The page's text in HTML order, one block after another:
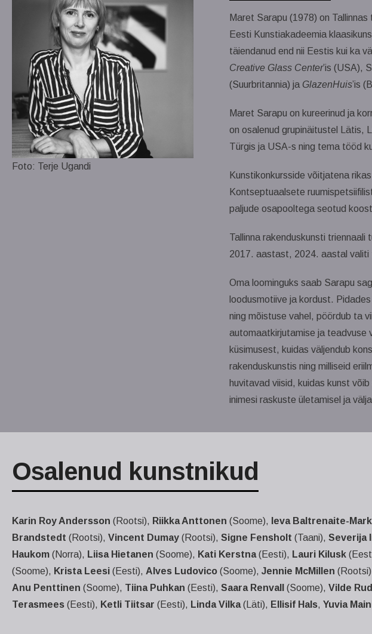
Foto: Terje Ugandi
Maret Sarapu (1978) on
Eesti Kunstiakadeemia
täiendanud end nii Eestis kui ka
Creative Glass Center’is (USA),
(Suurbritannia) ja GlazenHuis’is
Maret Sarapu on kureerinud ja
on osalenud grupinäitustel Lätis,
Türgis ja USA-s ning tema tööd
Kunstikonkursside võitjatena
Kontseptuaalsete
paljude osapooltega seotud
Tallinna rakenduskunsti
2017. aastast, 2024. aastal valiti
Oma loominguks saab Sarapu
loodusmotiive ja kordust.
ning mõistuse vahel, pöördub ta
automaatkirjutamise ja teadvuse
küsimusest, kuidas väljendub
rakenduskunstis ning milliseid
huvitavad viisid, kuidas kunst
inimesi raskuste ületamisel ja
Osalenud kunstnikud
Karin Roy Andersson (Rootsi), Riikka Anttonen (Soome), Ieva Baltrenaite-
Brandstedt (Rootsi), Vincent Dumay (Rootsi), Signe Fensholt (Taani), Severija
Haukom (Norra), Liisa Hietanen (Soome), Kati Kerstna(Eesti), Lauri Kilusk
(Soome), Krista Leesi (Eesti), Alves Ludovico (Soome), Jennie McMillen
Anu Penttinen (Soome), Tiina Puhkan (Eesti), Saara Renvall (Soome), Vilde
Terasmees (Eesti), Ketli Tiitsar (Eesti), Linda Vilka(Läti), Ellisif Hals, Yuvia